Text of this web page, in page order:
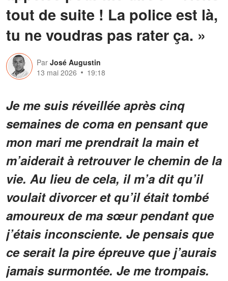
tout de suite ! La police est là,
tu ne voudras pas rater ça. »
Par José Augustin
13 mai 2026
19:18
Je me suis réveillée après cinq
semaines de coma en pensant que
mon mari me prendrait la main et
m’aiderait à retrouver le chemin de la
vie. Au lieu de cela, il m’a dit qu’il
voulait divorcer et qu’il était tombé
amoureux de ma sœur pendant que
j’étais inconsciente. Je pensais que
ce serait la pire épreuve que j’aurais
jamais surmontée. Je me trompais.